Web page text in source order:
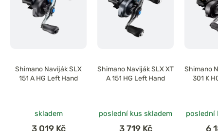
Shimano Naviják SLX
151 A HG Left Hand
skladem
3 019 Kč
Shimano Naviják SLX XT
A 151 HG Left Hand
poslední kus skladem
3 719 Kč
Shimano
301 K
poslední
6